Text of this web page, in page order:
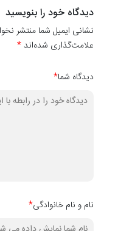
دوام بیشتری را از خود
دیدگاه خود را بنویسید
نشانی ایمیل شما منتشر
علامت‌گذاری شده‌اند*
دیدگاه شما*
نام و نام خانوادگی*